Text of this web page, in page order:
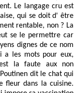
Le langage cru est
qui se doit d' être
rentable, non ? La
se le permettre car
dignes de ce nom
a les mots pour eux,
la faute aux non
dit le chat qui
fleur dans la cuisine.